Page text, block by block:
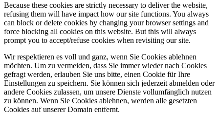
Because these cookies are strictly necessary to deliver the website,
refusing them will have impact how our site functions. You always
can block or delete cookies by changing your browser settings and
force blocking all cookies on this website. But this will always
prompt you to accept/refuse cookies when revisiting our site.
Wir respektieren es voll und ganz, wenn Sie Cookies ablehnen
möchten. Um zu vermeiden, dass Sie immer wieder nach Cookies
gefragt werden, erlauben Sie uns bitte, einen Cookie für Ihre
Einstellungen zu speichern. Sie können sich jederzeit abmelden oder
andere Cookies zulassen, um unsere Dienste vollumfänglich nutzen
zu können. Wenn Sie Cookies ablehnen, werden alle gesetzten
Cookies auf unserer Domain entfernt.